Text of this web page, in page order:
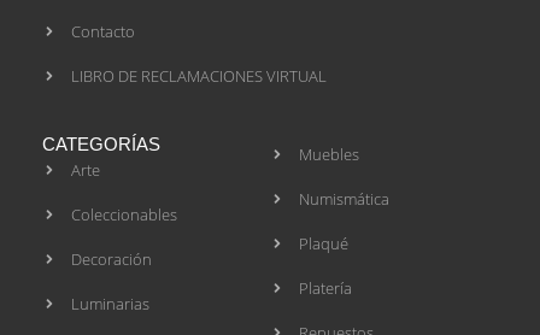
Contacto
LIBRO DE RECLAMACIONES VIRTUAL
CATEGORÍAS
Arte
Coleccionables
Decoración
Luminarias
Muebles
Numismática
Plaqué
Platería